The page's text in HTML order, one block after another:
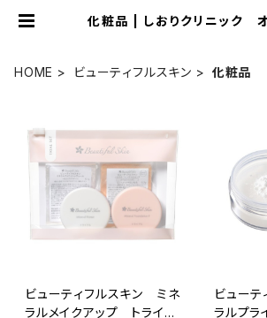
化粧品 | しおりクリニック
HOME ビューティフルスキン 化粧品
ビューティフルスキン ミネ
ラルメイクアップ トライア
ビュー
ラルプラ